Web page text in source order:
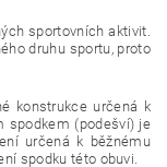
sportovních aktivit.
druhu sportu, proto
konstrukce určená k
spodkem (podešví) je
určená k běžnému
spodku této obuvi.